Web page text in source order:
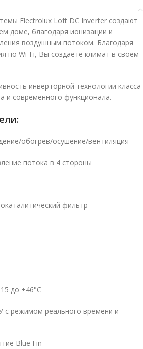
Electrolux Loft DC Inverter создают
доме, благодаря ионизации и
воздушным потоком. Благодаря
по Wi-Fi, Вы создаете климат в своем
инверторной технологии класса
современного функционала.
обогрев/осушение/вентиляция
потока в 4 стороны
фильтр
до +46°C
с режимом реального времени и
Blue Fin